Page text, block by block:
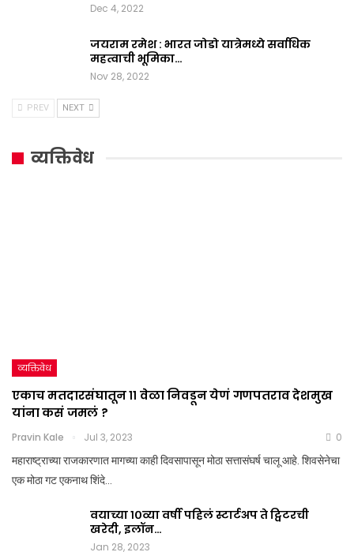
Dec 4, 2022
जयराम रमेश : भारत जोडो यात्रेमध्ये सर्वाधिक
महत्वाची भूमिका…
Nov 28, 2022
PREV NEXT
व्यक्तिवेध
व्यक्तिवेध
एकाच मतदारसंघातून ११ वेळा निवडून येणं गणपतराव देशमुख
यांना कसं जमलं ?
Pravin Kale Jul 3, 2023 0
महाराष्ट्राच्या राजकारणात मागच्या काही दिवसापासून मोठा सत्तासंघर्ष चालू आहे. शिवसेनेचा
एक मोठा गट एकनाथ शिंदे…
वयाच्या १०व्या वर्षी पहिलं स्टार्टअप ते ट्विटरची
खरेदी, इलॉन…
Jan 28, 2023